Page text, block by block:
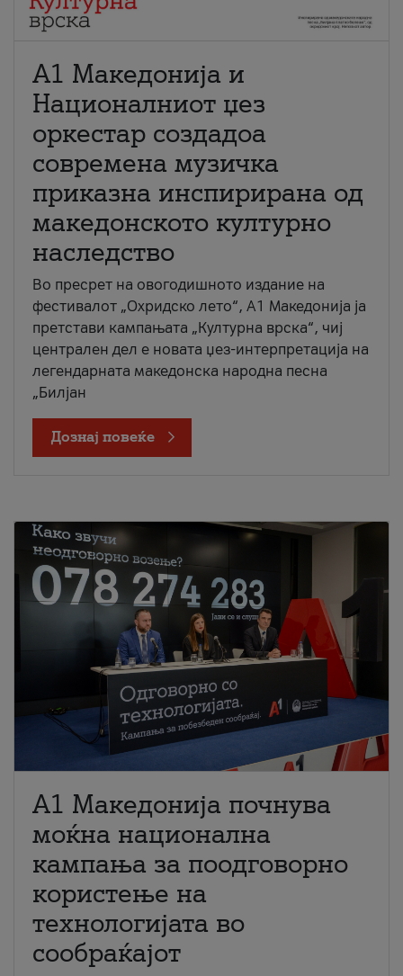
А1 Македонија и
Националниот џез
оркестар создадоа
современа музичка
приказна инспирирана од
македонското културно
наследство
Во пресрет на овогодишното издание на
фестивалот „Охридско лето“, А1 Македонија ја
претстави кампањата „Културна врска“, чиј
централен дел е новата џез-интерпретација на
легендарната македонска народна песна
„Билјан
Дознај повеќе
A1 Македонија почнува
моќна национална
кампања за поодговорно
користење на
технологијата во
сообраќајот